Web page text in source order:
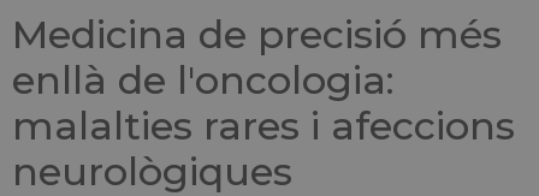
Medicina de precisió més
enllà de l'oncologia:
malalties rares i afeccions
neurològiques